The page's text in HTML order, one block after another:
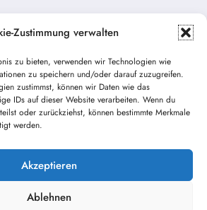
Zustimmung verwalten
zu bieten, verwenden wir Technologien wie
zu speichern und/oder darauf zuzugreifen.
zustimmst, können wir Daten wie das
IDs auf dieser Website verarbeiten. Wenn du
oder zurückziehst, können bestimmte Merkmale
werden.
Akzeptieren
Ablehnen
sammeln Unrat und
Tür / Lange Nacht der